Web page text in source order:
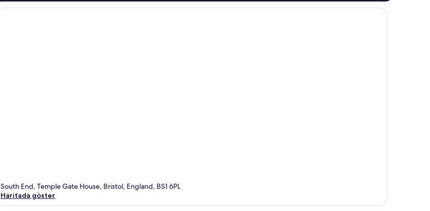
South End, Temple Gate House, Bristol, England, BS1 6PL
Haritada göster